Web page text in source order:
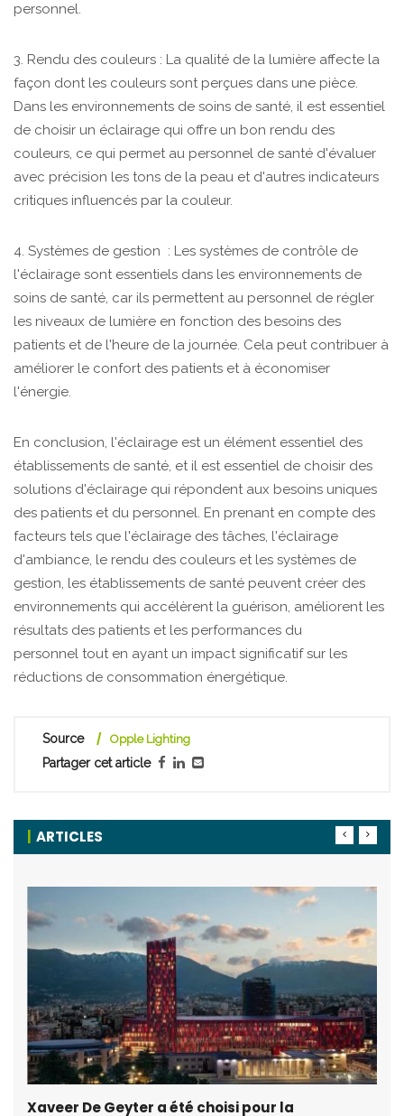
personnel.
3. Rendu des couleurs : La qualité de la lumière affecte la
façon dont les couleurs sont perçues dans une pièce.
Dans les environnements de soins de santé, il est essentiel
de choisir un éclairage qui offre un bon rendu des
couleurs, ce qui permet au personnel de santé d'évaluer
avec précision les tons de la peau et d'autres indicateurs
critiques influencés par la couleur.
4. Systèmes de gestion : Les systèmes de contrôle de
l'éclairage sont essentiels dans les environnements de
soins de santé, car ils permettent au personnel de régler
les niveaux de lumière en fonction des besoins des
patients et de l'heure de la journée. Cela peut contribuer à
améliorer le confort des patients et à économiser
l'énergie.
En conclusion, l'éclairage est un élément essentiel des
établissements de santé, et il est essentiel de choisir des
solutions d'éclairage qui répondent aux besoins uniques
des patients et du personnel. En prenant en compte des
facteurs tels que l'éclairage des tâches, l'éclairage
d'ambiance, le rendu des couleurs et les systèmes de
gestion, les établissements de santé peuvent créer des
environnements qui accélèrent la guérison, améliorent les
résultats des patients et les performances du
personnel tout en ayant un impact significatif sur les
réductions de consommation énergétique.
Source Opple Lighting
Partager cet article
ARTICLES
Xaveer De Geyter a été choisi pour la